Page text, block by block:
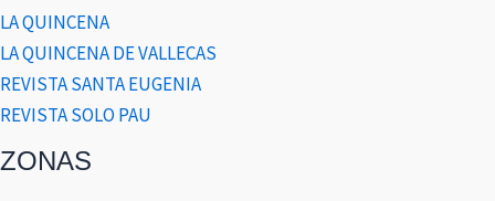
LA QUINCENA
LA QUINCENA DE VALLECAS
REVISTA SANTA EUGENIA
REVISTA SOLO PAU
ZONAS